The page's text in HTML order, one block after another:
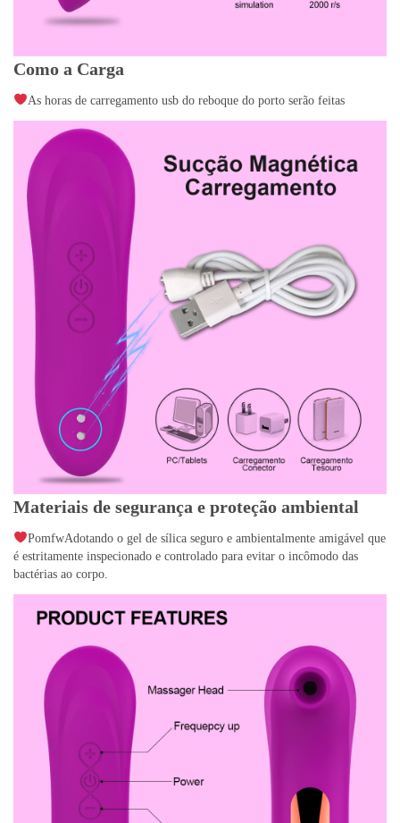
Como a Carga
As horas de carregamento usb do reboque do porto serão feitas
Materiais de segurança e proteção ambiental
PomfwAdotando o gel de sílica seguro e ambientalmente amigável que
é estritamente inspecionado e controlado para evitar o incômodo das
bactérias ao corpo.